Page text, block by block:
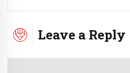
Leave a Reply